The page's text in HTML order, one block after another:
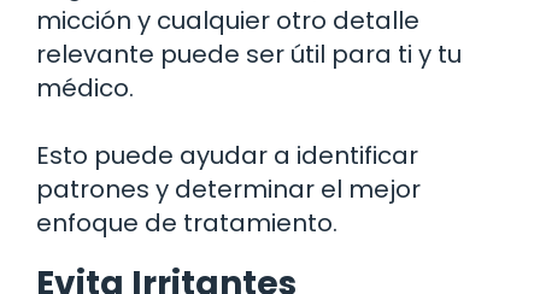
micción y cualquier otro detalle
relevante puede ser útil para ti y tu
médico.
Esto puede ayudar a identificar
patrones y determinar el mejor
enfoque de tratamiento.
Evita Irritantes